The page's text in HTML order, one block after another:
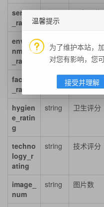
service
_rating
string 服务评分
enviro
nment
_rating
facility
_rating
星级（设
hygien
e_ratin
g
string 卫生评分
techno
logy_r
ating
string 技术评分
image_
num
string 图片数
温馨提示
为了维护本站，
对您有影响，您
接受并理解